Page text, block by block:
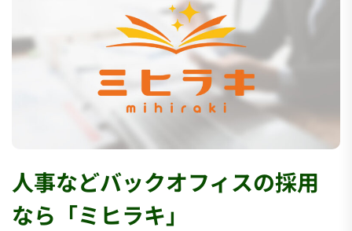
人事などバックオフィスの採用
なら「ミヒラキ」